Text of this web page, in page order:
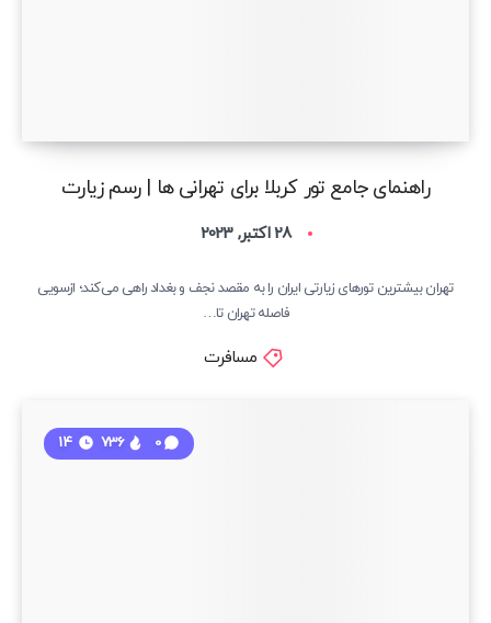
راهنمای جامع تور کربلا برای تهرانی ها | رسم زیارت
28 اکتبر, 2023
تهران بیشترین تورهای زیارتی ایران را به مقصد نجف و بغداد راهی می‌کند؛ ازسویی
فاصله تهران تا…
مسافرت
0
736